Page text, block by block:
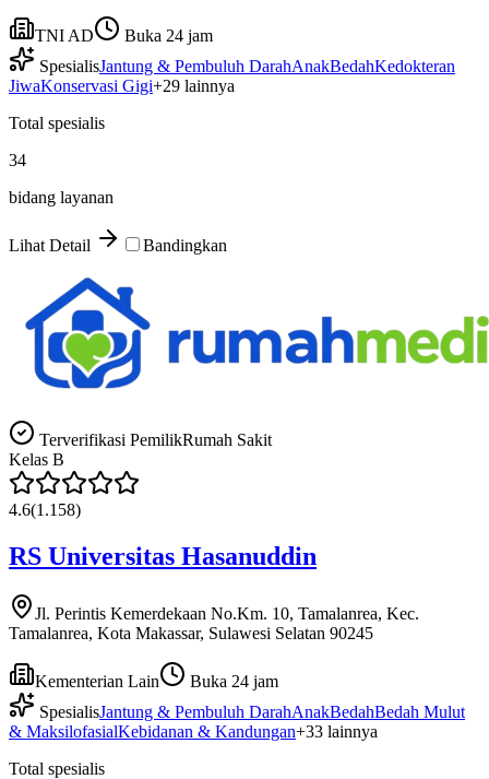
TNI AD
Buka 24 jam
SpesialisJantung & Pembuluh DarahAnakBedahKedokteran
JiwaKonservasi Gigi+29 lainnya
Total spesialis
34
bidang layanan
Lihat Detail Bandingkan
Terverifikasi PemilikRumah Sakit
Kelas B
4.6(1.158)
RS Universitas Hasanuddin
Jl. Perintis Kemerdekaan No.Km. 10, Tamalanrea, Kec.
Tamalanrea, Kota Makassar, Sulawesi Selatan 90245
Kementerian Lain
Buka 24 jam
SpesialisJantung & Pembuluh DarahAnakBedahBedah Mulut
& MaksilofasialKebidanan & Kandungan+33 lainnya
Total spesialis